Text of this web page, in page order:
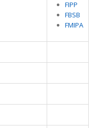
FIPP
FBSB
FMIPA